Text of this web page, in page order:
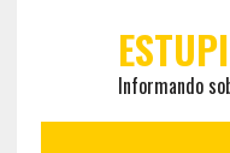
Informando